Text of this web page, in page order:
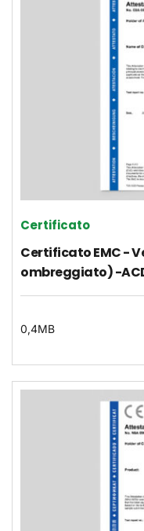
Certificato
Certificato EMC -
ombreggiato) -
0,4MB